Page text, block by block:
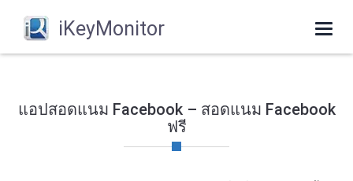
iKeyMonitor
แอปสอดแนม Facebook – สอดแนม Facebook
ฟรี